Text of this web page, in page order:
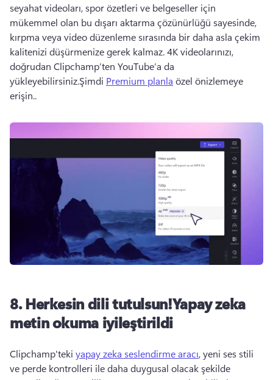
seyahat videoları, spor özetleri ve belgeseller için
mükemmel olan bu dışarı aktarma çözünürlüğü sayesinde,
kırpma veya video düzenleme sırasında bir daha asla çekim
kalitenizi düşürmenize gerek kalmaz. 4K videolarınızı,
doğrudan Clipchamp’ten YouTube’a da
yükleyebilirsiniz.Şimdi Premium planla özel önizlemeye
erişin..
8. Herkesin dili tutulsun!Yapay zeka
metin okuma iyileştirildi
Clipchamp'teki yapay zeka seslendirme aracı, yeni ses stili
ve perde kontrolleri ile daha duygusal olacak şekilde